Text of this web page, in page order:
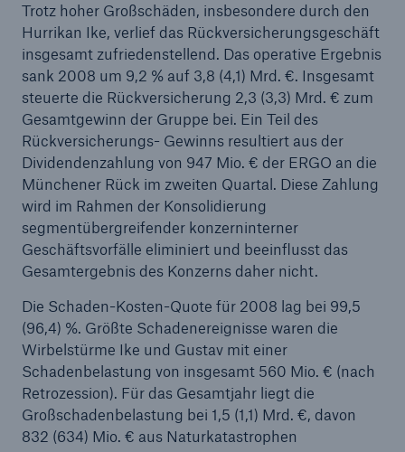
Trotz hoher Großschäden, insbesondere durch den
Hurrikan Ike, verlief das Rückversicherungsgeschäft
insgesamt zufriedenstellend. Das operative Ergebnis
sank 2008 um 9,2 % auf 3,8 (4,1) Mrd. €. Insgesamt
steuerte die Rückversicherung 2,3 (3,3) Mrd. € zum
Gesamtgewinn der Gruppe bei. Ein Teil des
Rückversicherungs- Gewinns resultiert aus der
Dividendenzahlung von 947 Mio. € der ERGO an die
Münchener Rück im zweiten Quartal. Diese Zahlung
wird im Rahmen der Konsolidierung
segmentübergreifender konzerninterner
Geschäftsvorfälle eliminiert und beeinflusst das
Gesamtergebnis des Konzerns daher nicht.
Die Schaden-Kosten-Quote für 2008 lag bei 99,5
(96,4) %. Größte Schadenereignisse waren die
Wirbelstürme Ike und Gustav mit einer
Schadenbelastung von insgesamt 560 Mio. € (nach
Retrozession). Für das Gesamtjahr liegt die
Großschadenbelastung bei 1,5 (1,1) Mrd. €, davon
832 (634) Mio. € aus Naturkatastrophen
Münchener Rück startet mit 420 Mio. €
Quartalsgewinn ins Geschäftsjahr 2009
Medieninformation
Neue Versicherungslösungen für eine CO2-arme
Energieversorgung
12 Unternehmen planen Gründung einer
"Desertec Industrial Initiative"
Hohe Schäden durch Unwetter im ersten
Halbjahr 2009
Münchener Rück erzielt 1,1 Mrd. € Gewinn im 1.
Halbjahr 2009
Munich Health startet Gesundheitscoaching in
Abu Dhabi
Munich Re schärft ihre Positionierung in der
Rückversicherung: Risikowissen ausbauen –